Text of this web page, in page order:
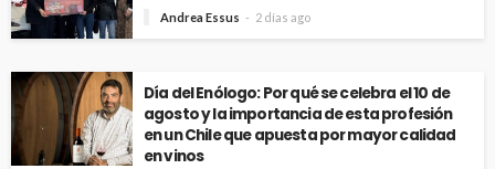
Andrea Essus 2 días ago
Día del Enólogo: Por qué se celebra el 10 de
agosto y la importancia de esta profesión
en un Chile que apuesta por mayor calidad
en vinos